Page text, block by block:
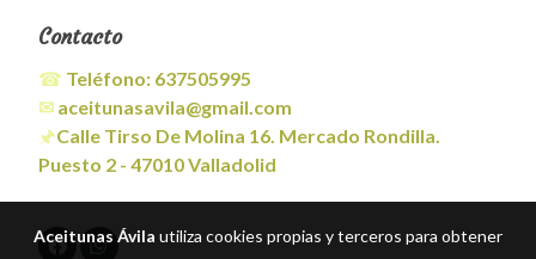
Contacto
☎ Teléfono: 637505995
✉ aceitunasavila@gmail.com
🖈Calle Tirso De Molina 16. Mercado Rondilla.
Puesto 2 - 47010 Valladolid
Aceitunas Ávila utiliza cookies propias y terceros para obtener